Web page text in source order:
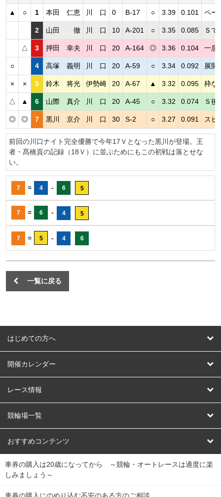
▲ ○ 1 本田 仁恵 川 口 0 B-17 ○ 3.39 0.101 ペー
2 山田 徹 川 口 10 A-201 ○ 3.35 0.085 Ｓで
△ 3 押田 幸夫 川 口 20 A-164 ◎ 3.36 0.104 一息
○ 4 高塚 義明 川 口 20 A-59 ○ 3.34 0.092 展開
× × 5 鈴木 将光 伊勢崎 20 A-67 ▲ 3.32 0.095 枠な
△ ▲ 6 山際 真介 川 口 20 A-45 ○ 3.32 0.074 Ｓ後
◎ ◎ 7 黒川 京介 川 口 30 S-2 ○ 3.27 0.091 スピ
前回の川口ナイト完全優勝で今年17Ｖとなった黒川が登場。王
者・髙橋貢の記録（18Ｖ）に並ぶためにもこの初戦は落とせな
い。
7 = 4 - 6 5
7 = 6 - 4 5
7 = 5 - 4 6
一覧に戻る
はじめての方へ
はじめての方へ
開催カレンダー
競輪
オートレース
競輪くじ
Dokanto!
チャリロトプラザ
レース情報
レース予想
レース結果
キャリーオーバー一覧
競輪場一覧
北日本 函館競輪場
関
東
弥彦競輪場 前橋競輪場 取手競輪場 宇都宮競輪場
おすすめコンテンツ
競輪選手情報
Perfecta Navi
車券の購入は20歳になってから ～競輪・オートレースは適度に楽
しみましょう～